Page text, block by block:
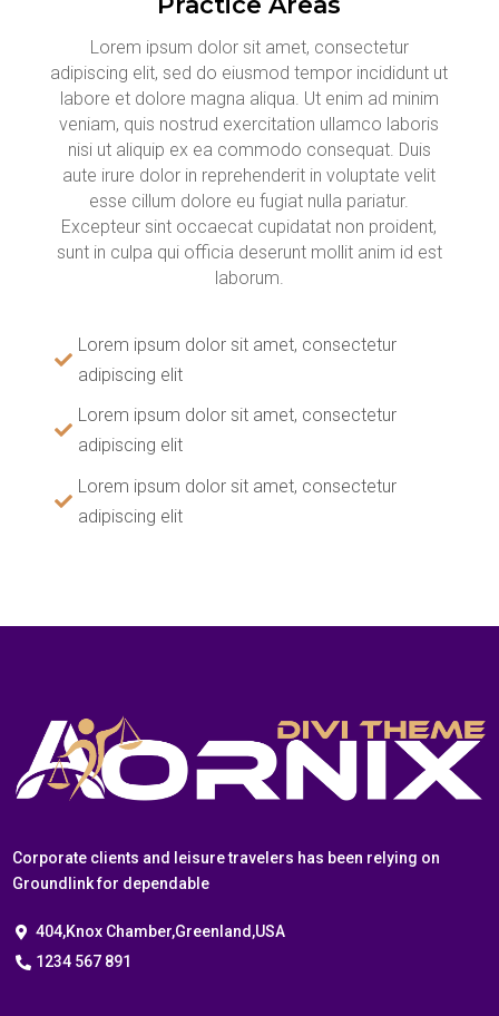
Lorem ipsum dolor sit amet, consectetur
adipiscing elit, sed do eiusmod tempor incididunt ut
labore et dolore magna aliqua. Ut enim ad minim
veniam, quis nostrud exercitation ullamco laboris
nisi ut aliquip ex ea commodo consequat. Duis
aute irure dolor in reprehenderit in voluptate velit
esse cillum dolore eu fugiat nulla pariatur.
Excepteur sint occaecat cupidatat non proident,
sunt in culpa qui officia deserunt mollit anim id est
laborum.
Lorem ipsum dolor sit amet, consectetur
adipiscing elit
Lorem ipsum dolor sit amet, consectetur
adipiscing elit
Lorem ipsum dolor sit amet, consectetur
adipiscing elit
Corporate clients and leisure travelers has been relying on
Groundlink for dependable
404,Knox Chamber,Greenland,USA
1234 567 891